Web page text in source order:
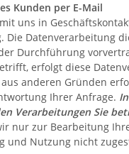
Kunden per E-Mail
uns in
Die Datenverarbeitung
Durchführung
erfolgt diese
anderen Gründen
Ihrer Anfrage.
Verarbeitungen Sie
nur zur Bearbeitung
und Nutzung nicht